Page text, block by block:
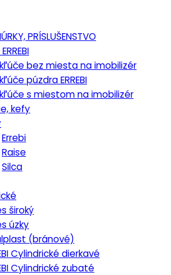
PRÍSLUŠENSTVO
bez miesta na imobilizér
púzdra ERREBI
s miestom na imobilizér
kefy
Errebi
Raise
Silca
široký
úzky
(bránové)
Cylindrické dierkavé
Cylindrické zubaté